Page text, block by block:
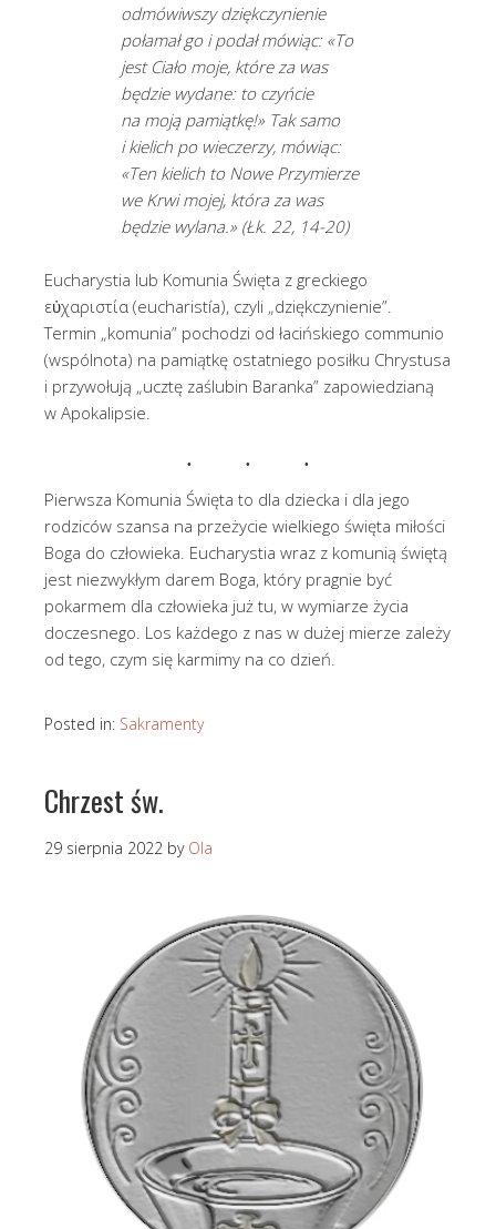
odmówiwszy dziękczynienie
połamał go i podał mówiąc: «To
jest Ciało moje, które za was
będzie wydane: to czyńcie
na moją pamiątkę!» Tak samo
i kielich po wieczerzy, mówiąc:
«Ten kielich to Nowe Przymierze
we Krwi mojej, która za was
będzie wylana.» (Łk. 22, 14-20)
Eucharystia lub Komunia Święta z greckiego
εὐχαριστία (eucharistía), czyli „dziękczynienie”.
Termin „komunia” pochodzi od łacińskiego communio
(wspólnota) na pamiątkę ostatniego posiłku Chrystusa
i przywołują „ucztę zaślubin Baranka” zapowiedzianą
w Apokalipsie.
Pierwsza Komunia Święta to dla dziecka i dla jego
rodziców szansa na przeżycie wielkiego święta miłości
Boga do człowieka. Eucharystia wraz z komunią świętą
jest niezwykłym darem Boga, który pragnie być
pokarmem dla człowieka już tu, w wymiarze życia
doczesnego. Los każdego z nas w dużej mierze zależy
od tego, czym się karmimy na co dzień.
Posted in: Sakramenty
Chrzest św.
29 sierpnia 2022 by Ola